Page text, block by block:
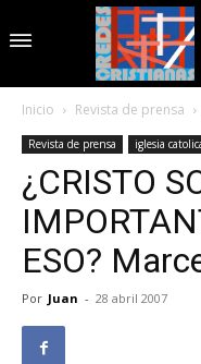
Inicio Revista de prensa
Revista de prensa iglesia
¿CRISTO
ESO?
Por Juan - 28 abril 2007